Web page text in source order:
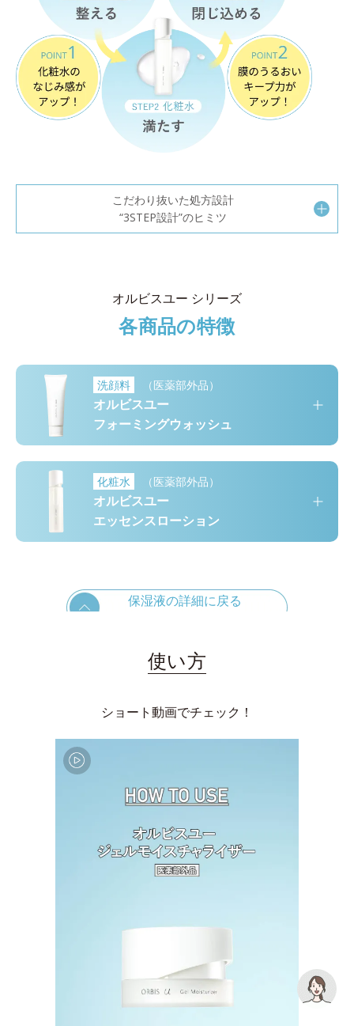
こだわり抜いた処方設計
“3STEP設計”のヒミツ
オルビスユー シリーズ
各商品の特徴
洗顔料 （医薬部外品）
オルビスユー
フォーミングウォッシュ
化粧水 （医薬部外品）
オルビスユー
エッセンスローション
保湿液の詳細に戻る
使い方
ショート動画でチェック！